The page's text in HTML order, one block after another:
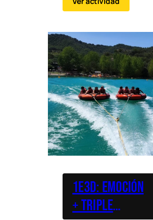
para quienes quieren
combinando agua,
naturaleza y
movimiento.
1E3D: Emoción
+ Triple